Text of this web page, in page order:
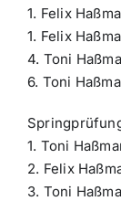
1. Felix
1. Felix
4. Toni
6. Toni
1. Toni
2. Felix
3. Toni